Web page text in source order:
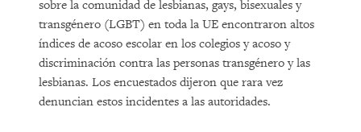
sobre la comunidad de lesbianas, gays, bisexuales y
transgénero (LGBT) en toda la UE encontraron altos
índices de acoso escolar en los colegios y acoso y
discriminación contra las personas transgénero y las
lesbianas. Los encuestados dijeron que rara vez
denuncian estos incidentes a las autoridades.